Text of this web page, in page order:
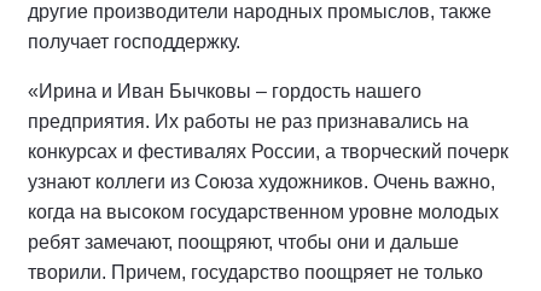
другие производители народных промыслов, также
получает господдержку.
«Ирина и Иван Бычковы – гордость нашего
предприятия. Их работы не раз признавались на
конкурсах и фестивалях России, а творческий почерк
узнают коллеги из Союза художников. Очень важно,
когда на высоком государственном уровне молодых
ребят замечают, поощряют, чтобы они и дальше
творили. Причем, государство поощряет не только